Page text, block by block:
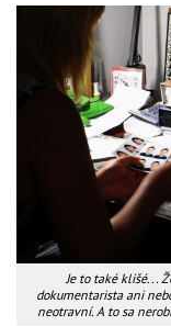
Je to také klišé...
dokumentarista ani
neotravní. A to sa